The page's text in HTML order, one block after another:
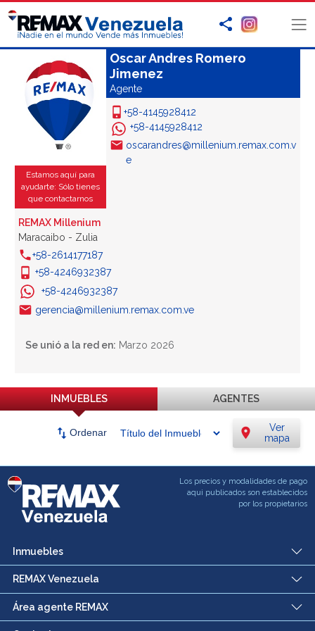
Estamos aquí para
ayudarte: Sólo tienes
que contactarnos
Oscar Andres Romero
Jimenez
Agente
+58-4145928412
+58-4145928412
oscarandres@millenium.remax.com.v
e
REMAX Millenium
Maracaibo - Zulia
+58-2614177187
+58-4246932387
+58-4246932387
gerencia@millenium.remax.com.ve
Se unió a la red en: Marzo 2026
INMUEBLES AGENTES
swap_vert Ordenar location_on
Ver
mapa
Los precios y modalidades de pago
aqui publicados son establecidos
por los propietarios
Inmuebles
REMAX Venezuela
Área agente REMAX